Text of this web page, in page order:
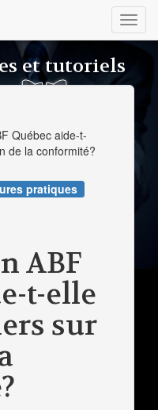
et tutoriels
Québec aide-t-
de la conformité?
pratiques
ABF
t-elle
sur